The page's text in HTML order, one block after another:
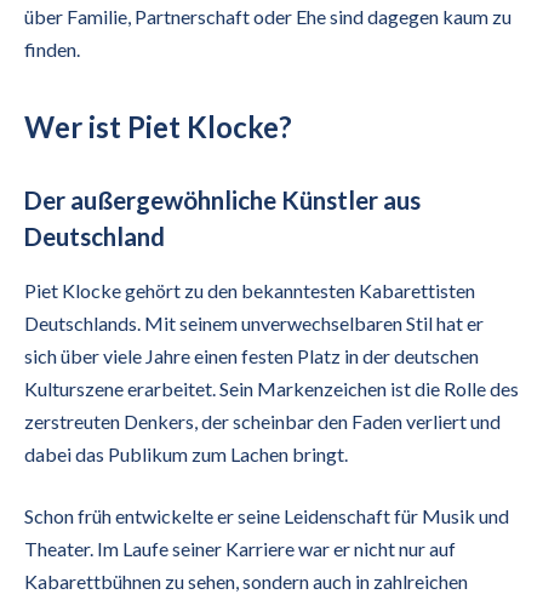
über Familie, Partnerschaft oder Ehe sind dagegen kaum zu
finden.
Wer ist Piet Klocke?
Der außergewöhnliche Künstler aus
Deutschland
Piet Klocke gehört zu den bekanntesten Kabarettisten
Deutschlands. Mit seinem unverwechselbaren Stil hat er
sich über viele Jahre einen festen Platz in der deutschen
Kulturszene erarbeitet. Sein Markenzeichen ist die Rolle des
zerstreuten Denkers, der scheinbar den Faden verliert und
dabei das Publikum zum Lachen bringt.
Schon früh entwickelte er seine Leidenschaft für Musik und
Theater. Im Laufe seiner Karriere war er nicht nur auf
Kabarettbühnen zu sehen, sondern auch in zahlreichen